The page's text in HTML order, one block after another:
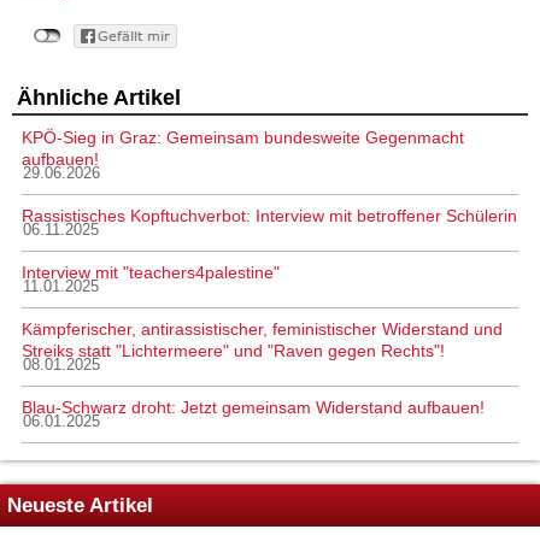
Ähnliche Artikel
KPÖ-Sieg in Graz: Gemeinsam bundesweite Gegenmacht
aufbauen!
29.06.2026
Rassistisches Kopftuchverbot: Interview mit betroffener Schülerin
06.11.2025
Interview mit "teachers4palestine"
11.01.2025
Kämpferischer, antirassistischer, feministischer Widerstand und
Streiks statt "Lichtermeere" und "Raven gegen Rechts"!
08.01.2025
Blau-Schwarz droht: Jetzt gemeinsam Widerstand aufbauen!
06.01.2025
Neueste Artikel